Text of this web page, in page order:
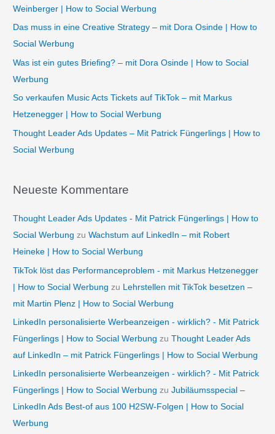
h
:
Weinberger | How to Social Werbung
Das muss in eine Creative Strategy – mit Dora Osinde | How to
Social Werbung
Was ist ein gutes Briefing? – mit Dora Osinde | How to Social
Werbung
So verkaufen Music Acts Tickets auf TikTok – mit Markus
Hetzenegger | How to Social Werbung
Thought Leader Ads Updates – Mit Patrick Füngerlings | How to
Social Werbung
Neueste Kommentare
Thought Leader Ads Updates - Mit Patrick Füngerlings | How to
Social Werbung zuWachstum auf LinkedIn – mit Robert
Heineke | How to Social Werbung
TikTok löst das Performanceproblem - mit Markus Hetzenegger
| How to Social Werbung zu Lehrstellen mit TikTok besetzen –
mit Martin Plenz | How to Social Werbung
LinkedIn personalisierte Werbeanzeigen - wirklich? - Mit Patrick
Füngerlings | How to Social Werbung zuThought Leader Ads
auf LinkedIn – mit Patrick Füngerlings | How to Social Werbung
LinkedIn personalisierte Werbeanzeigen - wirklich? - Mit Patrick
Füngerlings | How to Social Werbung zuJubiläumsspecial –
LinkedIn Ads Best-of aus 100 H2SW-Folgen | How to Social
Werbung